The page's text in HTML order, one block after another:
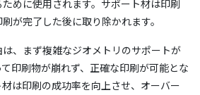
めに使用されます。サポート材は印刷
が完了した後に取り除かれます。
、まず複雑なジオメトリのサポートが
印刷物が崩れず、正確な印刷が可能とな
は印刷の成功率を向上させ、オーバー